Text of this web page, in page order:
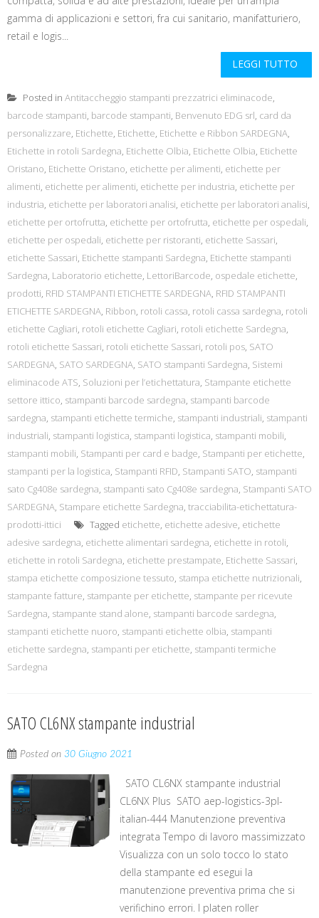
gamma di applicazioni e settori, fra cui sanitario, manifatturiero,
retail e logis...
LEGGI TUTTO
Posted in Antitaccheggio stampanti prezzatrici eliminacode,
barcode stampanti, barcode stampanti, Benvenuto EDG srl, card da
personalizzare, Etichette, Etichette, Etichette e Ribbon SARDEGNA,
Etichette in rotoli Sardegna, Etichette Olbia, Etichette Olbia, Etichette
Oristano, Etichette Oristano, etichette per alimenti, etichette per
alimenti, etichette per alimenti, etichette per industria, etichette per
industria, etichette per laboratori analisi, etichette per laboratori analisi,
etichette per ortofrutta, etichette per ortofrutta, etichette per ospedali,
etichette per ospedali, etichette per ristoranti, etichette Sassari,
etichette Sassari, Etichette stampanti Sardegna, Etichette stampanti
Sardegna, Laboratorio etichette, LettoriBarcode, ospedale etichette,
prodotti, RFID STAMPANTI ETICHETTE SARDEGNA, RFID STAMPANTI
ETICHETTE SARDEGNA, Ribbon, rotoli cassa, rotoli cassa sardegna, rotoli
etichette Cagliari, rotoli etichette Cagliari, rotoli etichette Sardegna,
rotoli etichette Sassari, rotoli etichette Sassari, rotoli pos, SATO
SARDEGNA, SATO SARDEGNA, SATO stampanti Sardegna, Sistemi
eliminacode ATS, Soluzioni per l’etichettatura, Stampante etichette
settore ittico, stampanti barcode sardegna, stampanti barcode
sardegna, stampanti etichette termiche, stampanti industriali, stampanti
industriali, stampanti logistica, stampanti logistica, stampanti mobili,
stampanti mobili, Stampanti per card e badge, Stampanti per etichette,
stampanti per la logistica, Stampanti RFID, Stampanti SATO, stampanti
sato Cg408e sardegna, stampanti sato Cg408e sardegna, Stampanti SATO
SARDEGNA, Stampare etichette Sardegna, tracciabilita-etichettatura-
prodotti-ittici
Tagged etichette, etichette adesive, etichette
adesive sardegna, etichette alimentari sardegna, etichette in rotoli,
etichette in rotoli Sardegna, etichette prestampate, Etichette Sassari,
stampa etichette composizione tessuto, stampa etichette nutrizionali,
stampante fatture, stampante per etichette, stampante per ricevute
Sardegna, stampante stand alone, stampanti barcode sardegna,
stampanti etichette nuoro, stampanti etichette olbia, stampanti
etichette sardegna, stampanti per etichette, stampanti termiche
Sardegna
SATO CL6NX stampante industrial
Posted on 30 Giugno 2021
SATO CL6NX stampante industrial
CL6NX Plus SATO aep-logistics-3pl-
italian-444 Manutenzione preventiva
integrata Tempo di lavoro massimizzato
Visualizza con un solo tocco lo stato
della stampante ed esegui la
manutenzione preventiva prima che si
verifichino errori. I platen roller